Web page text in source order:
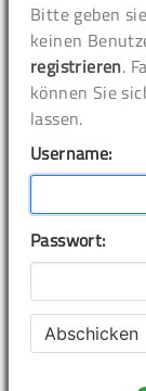
Bitte geben
keinen
registrieren.
können Sie
lassen.
Username:
Passwort: